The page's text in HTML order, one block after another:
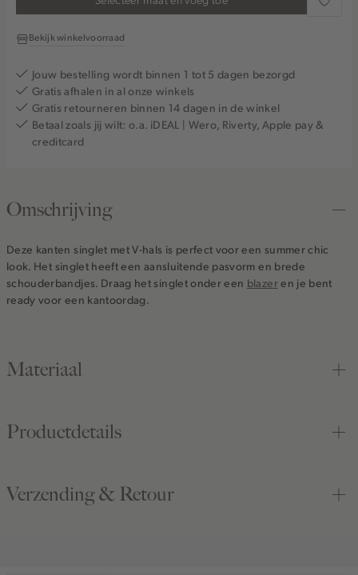
Bekijk winkelvoorraad
Jouw bestelling wordt binnen 1 tot 5 dagen bezorgd
Gratis afhalen in al onze winkels
Gratis retourneren binnen 14 dagen in de winkel
Betaal zoals jij wilt: o.a. iDEAL | Wero, Riverty, Apple pay &
creditcard
Omschrijving
Deze kanten singlet met V-hals is perfect voor een summer chic
look. Het singlet heeft een aansluitende pasvorm en brede
schouderbandjes. Draag het singlet onder een blazeren je bent
ready voor een kantoordag.
Materiaal
Productdetails
Verzending & Retour